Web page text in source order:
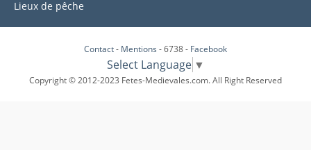
Lieux de pêche
Contact- Mentions - 6738 - Facebook
Select Language ▼
Copyright © 2012-2023 Fetes-Medievales.com. All Right Reserved